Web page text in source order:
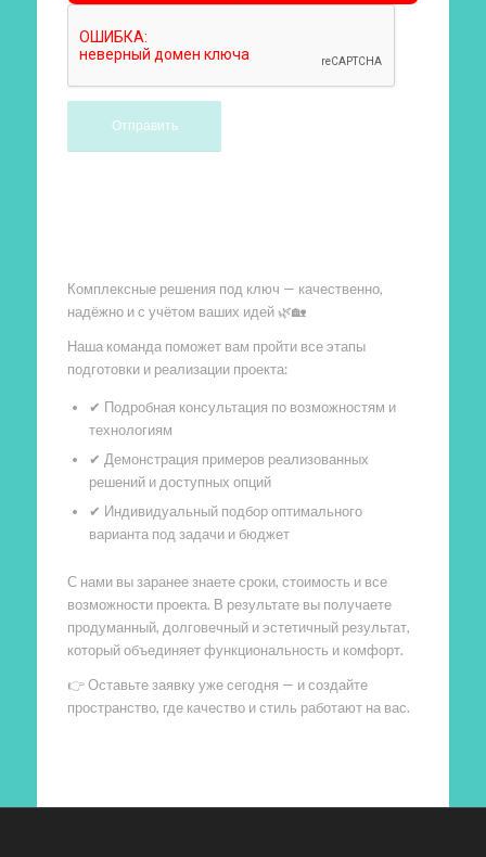
Комплексные решения под ключ — качественно,
надёжно и с учётом ваших идей 🌿🏡
Наша команда поможет вам пройти все этапы
подготовки и реализации проекта:
✔ Подробная консультация по возможностям и
технологиям
✔ Демонстрация примеров реализованных
решений и доступных опций
✔ Индивидуальный подбор оптимального
варианта под задачи и бюджет
С нами вы заранее знаете сроки, стоимость и все
возможности проекта. В результате вы получаете
продуманный, долговечный и эстетичный результат,
который объединяет функциональность и комфорт.
👉 Оставьте заявку уже сегодня — и создайте
пространство, где качество и стиль работают на вас.